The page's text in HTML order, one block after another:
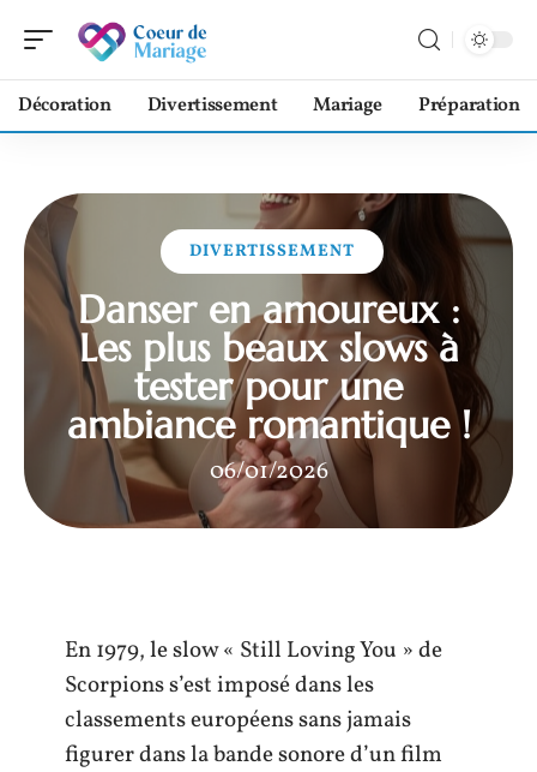
Décoration Divertissement Mariage Préparation
DIVERTISSEMENT
Danser en amoureux :
Les plus beaux slows à
tester pour une
ambiance romantique !
06/01/2026
En 1979, le slow « Still Loving You » de
Scorpions s’est imposé dans les
classements européens sans jamais
figurer dans la bande sonore d’un film